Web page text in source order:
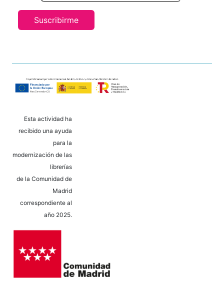
Suscribirme
Esta actividad ha
recibido una ayuda
para la
modernización de las
librerías
de la Comunidad de
Madrid
correspondiente al
año 2025.